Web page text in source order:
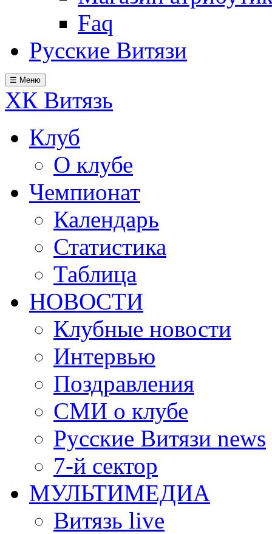
Faq
Русские Витязи
☰ Меню
ХК Витязь
Клуб
О клубе
Чемпионат
Календарь
Статистика
Таблица
НОВОСТИ
Клубные новости
Интервью
Поздравления
СМИ о клубе
Русские Витязи news
7-й сектор
МУЛЬТИМЕДИА
Витязь live